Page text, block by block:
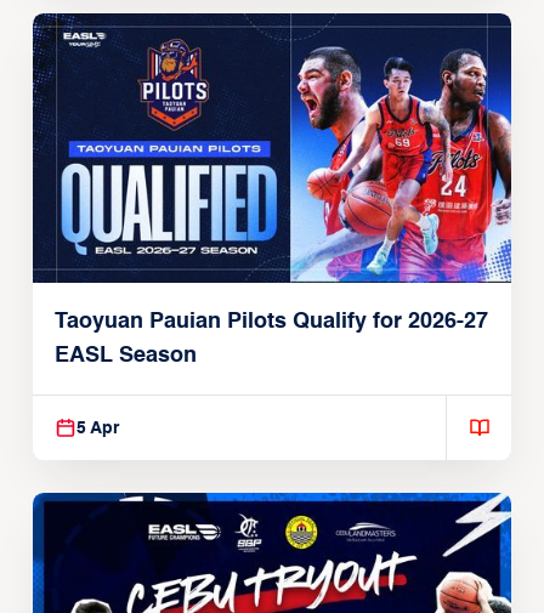
Taoyuan Pauian Pilots Qualify for 2026-27
EASL Season
5 Apr